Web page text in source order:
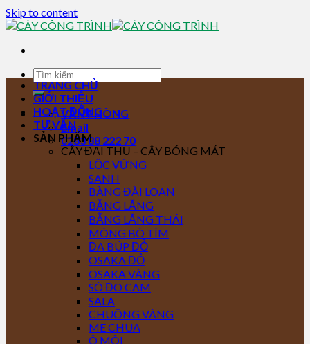
Skip to content
VĂN PHÒNG
Email
0283 88 222 70
TRANG CHỦ
GIỚI THIỆU
HOẠT ĐỘNG
TƯ VẤN
SẢN PHẨM
CÂY ĐẠI THỤ – CÂY BÓNG MÁT
LỘC VỪNG
SANH
BÀNG ĐÀI LOAN
BẰNG LĂNG
BẰNG LĂNG THÁI
MÓNG BÒ TÍM
ĐA BÚP ĐỎ
OSAKA ĐỎ
OSAKA VÀNG
SÒ ĐO CAM
SALA
CHUÔNG VÀNG
ME CHUA
Ô MÔI